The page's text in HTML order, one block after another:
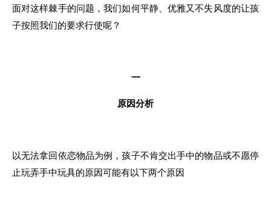
面对这样棘手的问题 ，我们如何平静、优雅又不失风度的让孩
子按照我们的要求行使呢？
一
原因分析
以无法拿回依恋物品为例 ，孩子不肯交出手中的物品或不愿停
止玩弄手中玩具的原因可能有以下两个原因